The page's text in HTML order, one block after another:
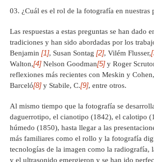
¿Cuál es el rol de la fotografía en nuestras
Las respuestas a estas preguntas se han dado
tradiciones y han sido abordadas por los
Benjamin [1], Susan Sontag [2], Vilém Flusser,
Walton,[4]Nelson Goodman[5]y Roger
reflexiones más recientes con Meskin y Cohen,
Barceló[8]y Stabile, C.[9], entre otros.
Al mismo tiempo que la fotografía se
daguerrotipo, el cianotipo (1842), el calotipo
húmedo (1850), hasta llegar a las
más familiares como el rollo y la fotografía
tecnologías de la imagen como la radiografía,
y el ultrasonido emergieron y se han ido